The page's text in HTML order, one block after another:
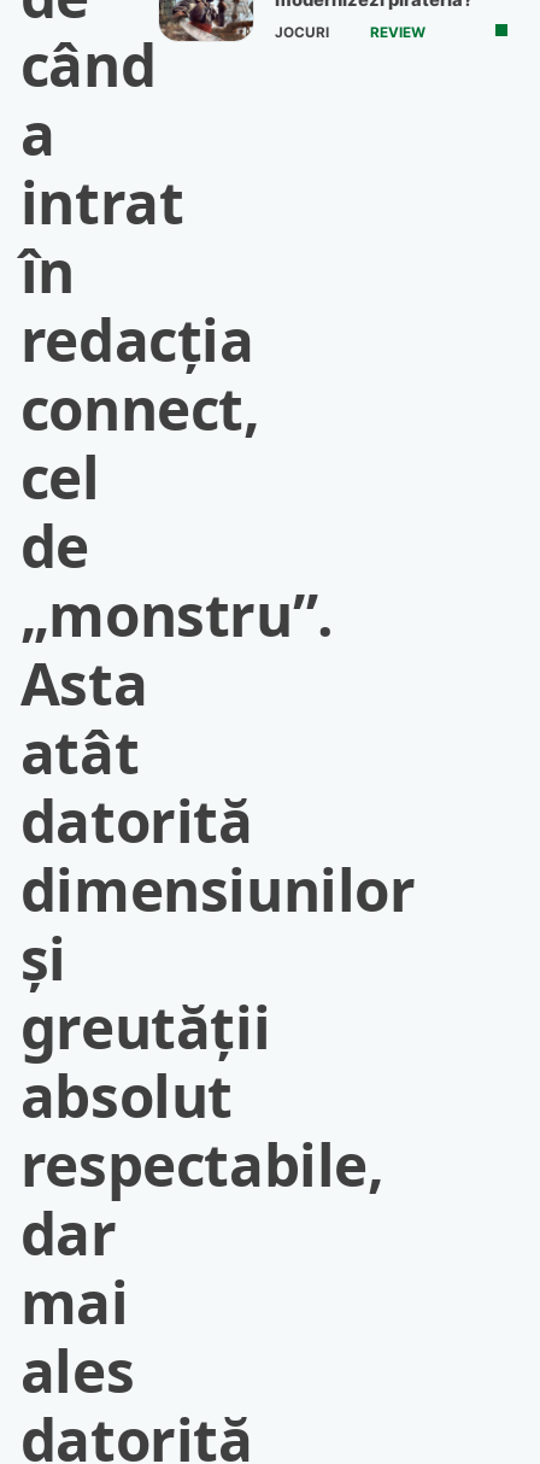
când
a
intrat
în
redacţia
connect,
cel
de
„monstru”.
Asta
atât
datorită
dimensiunilor
şi
greutăţii
absolut
respectabile,
dar
mai
ales
datorită
JOCURI REVIEW